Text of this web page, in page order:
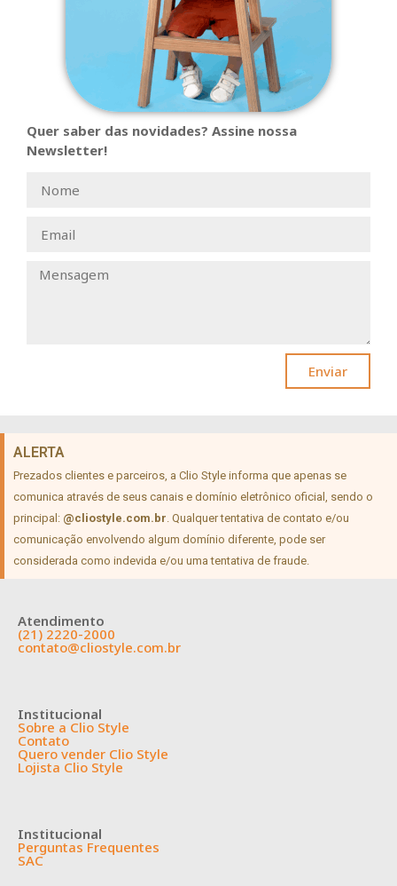
Quer saber das novidades? Assine nossa
Newsletter!
Enviar
ALERTA
Prezados clientes e parceiros, a Clio Style informa que apenas se
comunica através de seus canais e domínio eletrônico oficial, sendo o
principal: @cliostyle.com.br. Qualquer tentativa de contato e/ou
comunicação envolvendo algum domínio diferente, pode ser
considerada como indevida e/ou uma tentativa de fraude.
Atendimento
(21) 2220-2000
contato@cliostyle.com.br
Institucional
Sobre a Clio Style
Contato
Quero vender Clio Style
Lojista Clio Style
Institucional
Perguntas Frequentes
SAC